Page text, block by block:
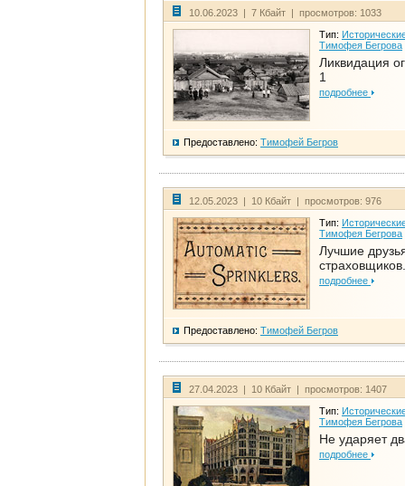
10.06.2023 | 7 Кбайт | просмотров: 1033
Тип:
Тимофея Бегрова
Ликвидация
1
подробнее
Предоставлено: Тимофей Бегров
12.05.2023 | 10 Кбайт | просмотров: 976
Тип:
Тимофея Бегрова
Лучшие
подробнее
Предоставлено: Тимофей Бегров
27.04.2023 | 10 Кбайт | просмотров: 1407
Тип:
Тимофея Бегрова
Не ударяет
подробнее